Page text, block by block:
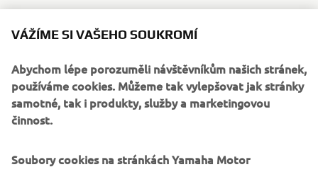
chodem a mimořádně ekonomickým provozem vám spolu
s atraktivním a kompaktním designem garantují, že se ani
v té největší zácpě nezdržíte. Jezděte s lehkou hlavou,
jezděte s D'elightem.
VÁŽÍME SI VAŠEHO SOUKROMÍ
Abychom lépe porozuměli návštěvníkům našich stránek,
používáme cookies. Můžeme tak vylepšovat jak stránky
samotné, tak i produkty, služby a marketingovou
činnost.
Soubory cookies na stránkách Yamaha Motor